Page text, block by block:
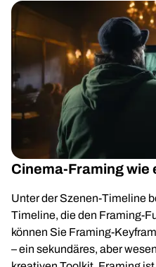
Cinema-Framing wie
Unter der Szenen-Timeline
Timeline, die den Framing-
können Sie Framing-
– ein sekundäres, aber